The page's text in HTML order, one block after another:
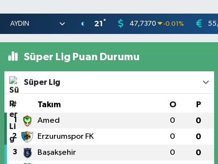
21 ° 47,7370 -0.01 %
Süper Lig Puan Durumu
Süper Lig
# Takım O P
1 Amed 0 0
2 Erzurumspor FK 0 0
3 Başakşehir 0 0